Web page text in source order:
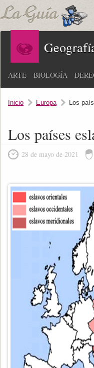
ARTE BIOLOGÍA
Inicio Europa Los
Los países
28 de mayo de 2021